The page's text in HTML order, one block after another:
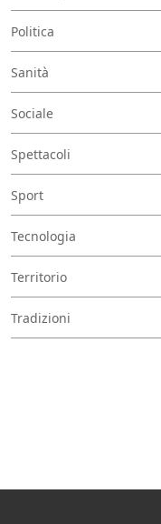
Politica
Sanità
Sociale
Spettacoli
Sport
Tecnologia
Territorio
Tradizioni